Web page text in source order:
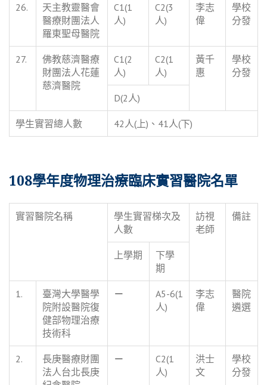
26.
天主教靈醫會
醫療財團法人
羅東聖母醫院
C1(1
人)
C2(3
人)
李志
偉
學校
分發
27.
佛教慈濟醫療
財團法人花蓮
慈濟醫院
C1(2
人)
C2(1
人)
黃千
惠
學校
分發
D(2人)
學生實習總人數 42人(上)、41人(下)
108學年度物理治療臨床實習醫院名單
實習醫院名稱
學生實習梯次及
人數
訪視
老師
備註
上學期
下學
期
1.
臺灣大學醫學
院附設醫院復
健部物理治療
技術科
－
A5-6(1
人)
李志
偉
醫院
遴選
2.
長庚醫療財團
法人台北長庚
－
C2(1
人)
洪士
文
學校
分發